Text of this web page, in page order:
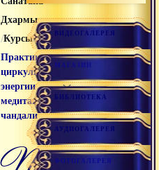
Дхармы
/Курсы/
Практика
циркуляции
энергии
медитацией
чандали
Практика
ВИДЕОГАЛЕРЕЯ
МАГАЗИН
БИБЛИОТЕКА
АУДИОГАЛЕРЕЯ
ФОТОГАЛЕРЕЯ